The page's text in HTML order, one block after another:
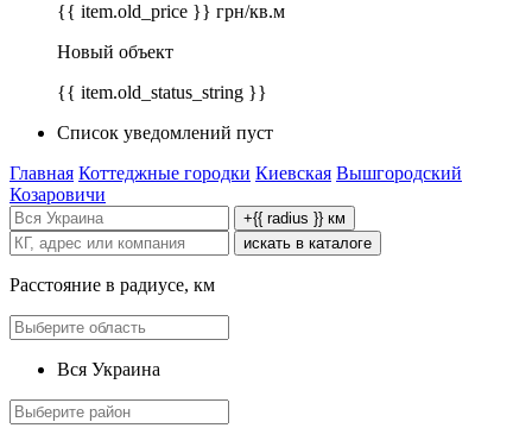
{{ item.old_price }} грн/кв.м
Новый объект
{{ item.old_status_string }}
Список уведомлений пуст
Главная Коттеджные городки Киевская Вышгородский
Козаровичи
+{{ radius }} км
искать в каталоге
Расстояние в радиусе, км
Вся Украина